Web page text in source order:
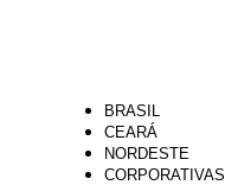
BRASIL
CEARÁ
NORDESTE
CORPORATIVAS